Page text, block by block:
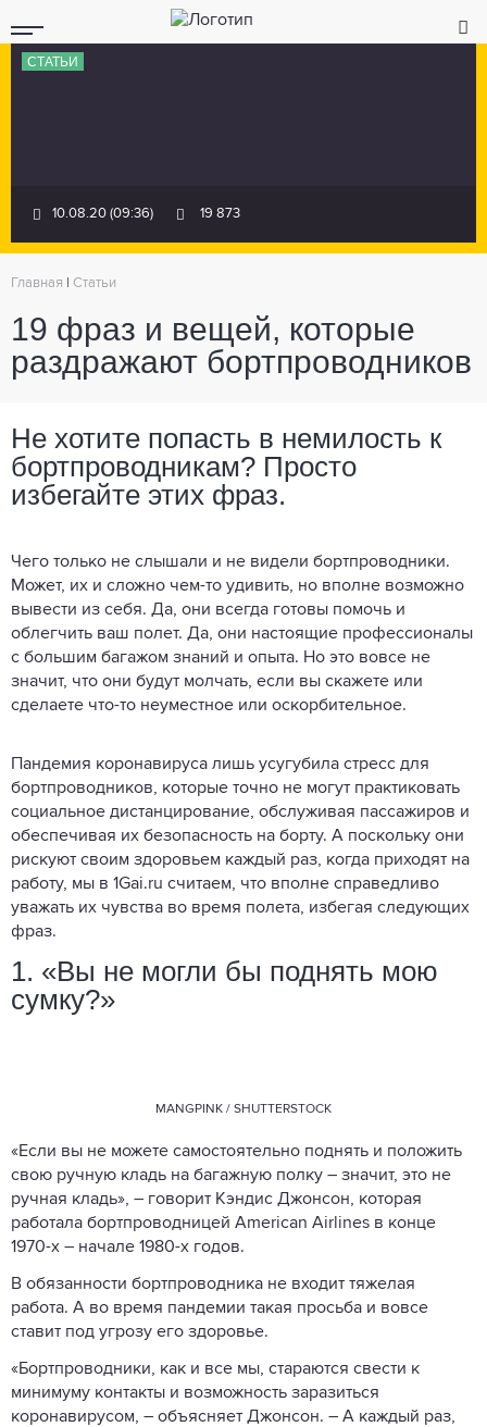
СТАТЬИ
10.08.20 (09:36) 19 873
Главная Статьи
19 фраз и вещей, которые
раздражают бортпроводников
Не хотите попасть в немилость к
бортпроводникам? Просто
избегайте этих фраз.
Чего только не слышали и не видели бортпроводники.
Может, их и сложно чем-то удивить, но вполне возможно
вывести из себя. Да, они всегда готовы помочь и
облегчить ваш полет. Да, они настоящие профессионалы
с большим багажом знаний и опыта. Но это вовсе не
значит, что они будут молчать, если вы скажете или
сделаете что-то неуместное или оскорбительное.
Пандемия коронавируса лишь усугубила стресс для
бортпроводников, которые точно не могут практиковать
социальное дистанцирование, обслуживая пассажиров и
обеспечивая их безопасность на борту. А поскольку они
рискуют своим здоровьем каждый раз, когда приходят на
работу, мы в 1Gai.ru считаем, что вполне справедливо
уважать их чувства во время полета, избегая следующих
фраз.
1. «Вы не могли бы поднять мою
сумку?»
MANGPINK / SHUTTERSTOCK
«Если вы не можете самостоятельно поднять и положить
свою ручную кладь на багажную полку – значит, это не
ручная кладь», – говорит Кэндис Джонсон, которая
работала бортпроводницей American Airlines в конце
1970-х – начале 1980-х годов.
В обязанности бортпроводника не входит тяжелая
работа. А во время пандемии такая просьба и вовсе
ставит под угрозу его здоровье.
«Бортпроводники, как и все мы, стараются свести к
минимуму контакты и возможность заразиться
коронавирусом, – объясняет Джонсон. – А каждый раз,